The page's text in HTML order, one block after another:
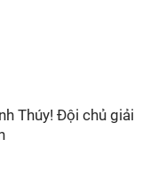
Thúy! Đội chủ giải